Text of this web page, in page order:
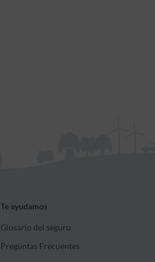
Te ayudamos
Glosario del seguro
Preguntas Frecuentes